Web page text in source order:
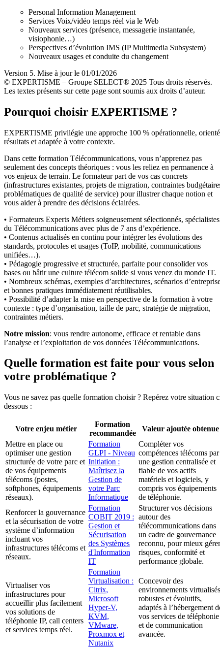
Personal Information Management
Services Voix/vidéo temps réel via le Web
Nouveaux services (présence, messagerie instantanée,
visiophonie…)
Perspectives d’évolution IMS (IP Multimedia Subsystem)
Nouveaux usages et conduite du changement
Version 5. Mise à jour le 01/01/2026
© EXPERTISME – Groupe SELECT® 2025 Tous droits réservés.
Les textes présents sur cette page sont soumis aux droits d’auteur.
Pourquoi choisir EXPERTISME ?
EXPERTISME privilégie une approche 100 % opérationnelle,
résultats et adaptée à votre contexte.
Dans cette formation Télécommunications, vous n’apprenez pas
seulement des concepts théoriques : vous les reliez en permanence à
vos enjeux de terrain. Le formateur part de vos cas concrets
(infrastructures existantes, projets de migration, contraintes
problématiques de qualité de service) pour illustrer chaque notion et
vous aider à prendre des décisions éclairées.
• Formateurs Experts Métiers soigneusement sélectionnés, spécialistes
du Télécommunications avec plus de 7 ans d’expérience.
• Contenus actualisés en continu pour intégrer les évolutions des
standards, protocoles et usages (ToIP, mobilité, communications
unifiées…).
• Pédagogie progressive et structurée, parfaite pour consolider vos
bases ou bâtir une culture télécom solide si vous venez du monde IT.
• Nombreux schémas, exemples d’architectures, scénarios
et bonnes pratiques immédiatement réutilisables.
• Possibilité d’adapter la mise en perspective de la formation à votre
contexte : type d’organisation, taille de parc, stratégie de migration,
contraintes métiers.
Notre mission: vous rendre autonome, efficace et rentable dans
l’analyse et l’exploitation de vos données Télécommunications.
Quelle formation est faite pour vous selon
votre problématique ?
Vous ne savez pas quelle formation choisir ? Repérez votre situation
dessous :
Votre enjeu métier
Formation
recommandée
Valeur ajoutée obtenue
Mettre en place ou
optimiser une gestion
structurée de votre parc et
de vos équipements
télécoms (postes,
softphones, équipements
réseaux).
Formation
GLPI - Niveau
Initiation :
Maîtrisez la
Gestion de
votre Parc
Informatique
Compléter vos
compétences télécoms par
une gestion centralisée et
fiable de vos actifs
matériels et logiciels, y
compris vos équipements
de téléphonie.
Renforcer la gouvernance
et la sécurisation de votre
système d’information
incluant vos
infrastructures télécoms et
réseaux.
Formation
COBIT 2019 :
Gestion et
Sécurisation
des Systèmes
d'Information
IT
Structurer vos décisions
autour des
télécommunications dans
un cadre de gouvernance
reconnu, pour mieux gérer
risques, conformité et
performance globale.
Virtualiser vos
infrastructures pour
accueillir plus facilement
vos solutions de
téléphonie IP, call centers
et services temps réel.
Formation
Virtualisation :
Citrix,
Microsoft
Hyper-V,
KVM,
VMware,
Proxmox et
Nutanix
Concevoir des
environnements virtualisés
robustes et évolutifs,
adaptés à l’hébergement
vos services de téléphonie
et de communication
avancée.